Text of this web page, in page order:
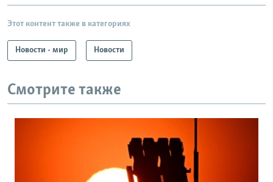
Этот контент также в категориях
Новости - мир Новости
Смотрите также